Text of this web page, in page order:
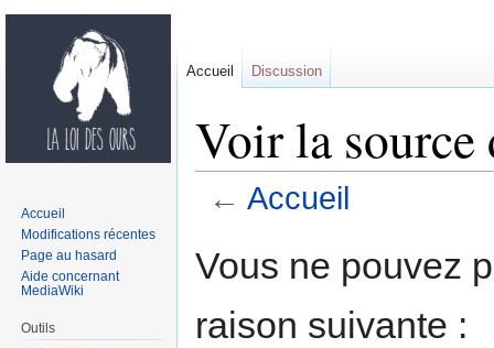
Voir la
← Accueil
à
navigation
à
recherche
Vous ne pouvez
raison suivante :
Accueil Discussion
Accueil
Modifications récentes
Page au hasard
Aide concernant
MediaWiki
Outils